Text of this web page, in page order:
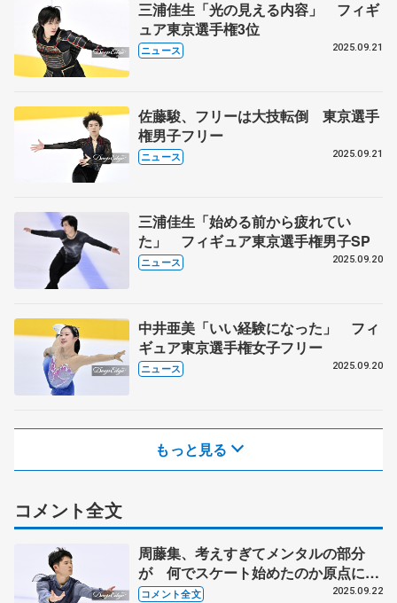
三浦佳生「光の見える内容」 フィギ
ュア東京選手権3位
ニュース 2025.09.21
佐藤駿、フリーは大技転倒 東京選手
権男子フリー
ニュース 2025.09.21
三浦佳生「始める前から疲れてい
た」 フィギュア東京選手権男子SP
ニュース 2025.09.20
中井亜美「いい経験になった」 フィ
ギュア東京選手権女子フリー
ニュース 2025.09.20
もっと見る
コメント全文
周藤集、考えすぎてメンタルの部分
が 何でスケート始めたのか原点に戻
って... 【東京選手権ジュニア男子フ
コメント全文 2025.09.22